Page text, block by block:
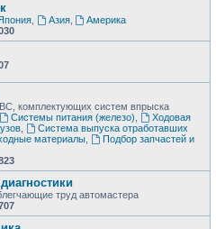
, Азия,
Америка
комплектующих систем впрыска
Системы питания (железо)
Ходовая
,
Система выпуска отработавших
материалы,
Подбор запчастей и
труд автомастера